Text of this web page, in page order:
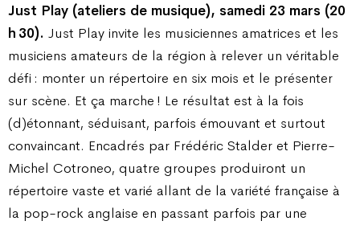
Just Play (ateliers de musique), samedi 23 mars (20
h 30). Just Play invite les musiciennes amatrices et les
musiciens amateurs de la région à relever un véritable
défi : monter un répertoire en six mois et le présenter
sur scène. Et ça marche ! Le résultat est à la fois
(d)étonnant, séduisant, parfois émouvant et surtout
convaincant. Encadrés par Frédéric Stalder et Pierre-
Michel Cotroneo, quatre groupes produiront un
répertoire vaste et varié allant de la variété française à
la pop-rock anglaise en passant parfois par une